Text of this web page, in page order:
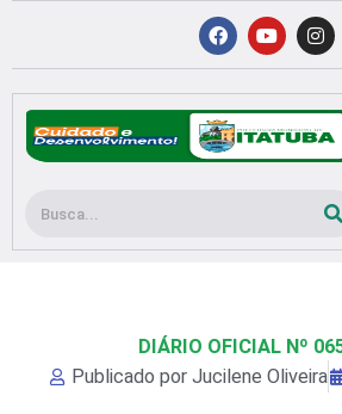
conteúdo
F
a
c
b
o
o
k
Y
o
u
u
b
e
I
n
s
a
g
r
a
Pesquisar
DIÁRIO OFICIAL Nº
Publicado por Jucilene Oliveira